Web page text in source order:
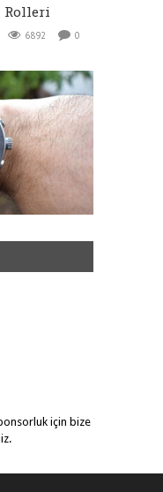
Rolleri
6892 0
için bize